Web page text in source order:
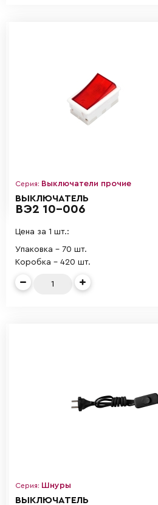
Серия: Выключатели прочие
ВЫКЛЮЧАТЕЛЬ
ВЭ2 10-006
Цена за 1 шт.:
Упаковка - 70 шт.
Коробка - 420 шт.
Серия: Шнуры
ВЫКЛЮЧАТЕЛЬ